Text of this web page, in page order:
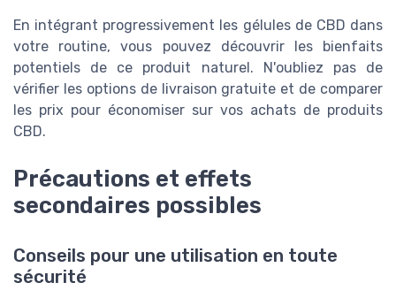
En intégrant progressivement les gélules de CBD dans
votre routine, vous pouvez découvrir les bienfaits
potentiels de ce produit naturel. N'oubliez pas de
vérifier les options de livraison gratuite et de comparer
les prix pour économiser sur vos achats de produits
CBD.
Précautions et effets
secondaires possibles
Conseils pour une utilisation en toute
sécurité